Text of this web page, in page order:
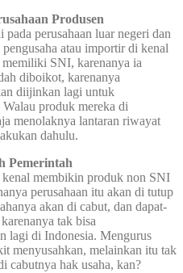
Produsen
perusahaan luar negeri dan
atau importir di kenal
SNI, karenanya ia
diboikot, karenanya
diijinkan lagi untuk
produk mereka di
menolaknya lantaran riwayat
dahulu.
Pemerintah
kenal membikin produk non SNI
perusahaan itu akan di tutup
akan di cabut, dan dapat-
tak bisa
lagi di Indonesia. Mengurus
menyusahkan, melainkan itu tak
cabutnya hak usaha, kan?